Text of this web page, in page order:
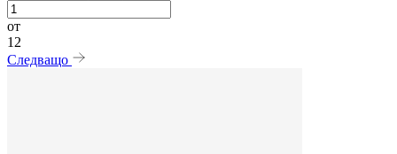
от
12
Следващо